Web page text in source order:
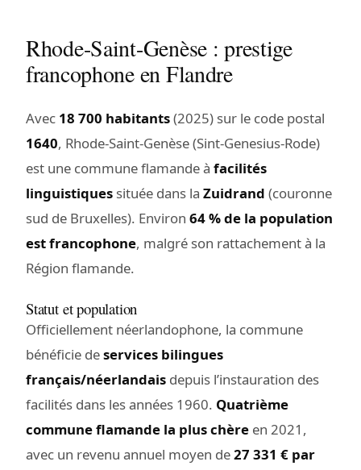
Rhode-Saint-Genèse : prestige
francophone en Flandre
Avec 18 700 habitants(2025) sur le code postal
1640, Rhode-Saint-Genèse (Sint-Genesius-Rode)
est une commune flamande à facilités
linguistiques située dans la Zuidrand (couronne
sud de Bruxelles). Environ 64 % de la population
est francophone, malgré son rattachement à la
Région flamande.
Statut et population
Officiellement néerlandophone, la commune
bénéficie deservices bilingues
français/néerlandais depuis l’instauration des
facilités dans les années 1960. Quatrième
commune flamande la plus chère en 2021,
avec un revenu annuel moyen de27 331 € par